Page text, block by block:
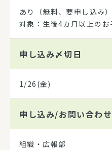
あり（無料、要申し込み）
対象：生後4カ月以上のお
申し込み〆切日
1/26(金)
申し込み/お問い合わせ
組織・広報部